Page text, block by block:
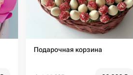
Подарочная корзина